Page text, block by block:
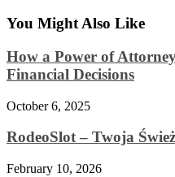
You Might Also Like
How a Power of
Financial Decisions
October 6, 2025
RodeoSlot – Twoja
February 10, 2026